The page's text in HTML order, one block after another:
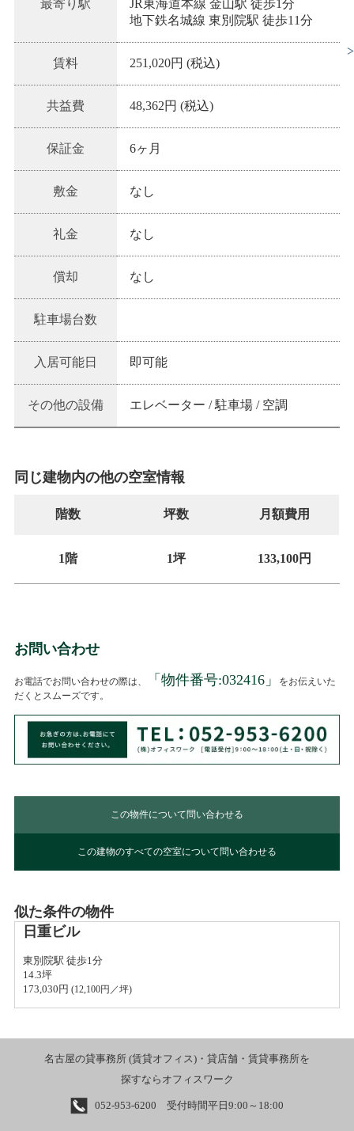
最寄り駅
JR東海道本線 金山駅 徒歩1分
地下鉄名城線 東別院駅 徒歩11分
賃料 251,020円 (税込)
共益費 48,362円 (税込)
保証金 6ヶ月
敷金 なし
礼金 なし
償却 なし
駐車場台数
入居可能日 即可能
その他の設備 エレベーター / 駐車場 / 空調
同じ建物内の他の空室情報
階数 坪数 月額費用
1階 1坪 133,100円
お問い合わせ
お電話でお問い合わせの際は、 「物件番号:032416」
をお伝えいた
だくとスムーズです。
この物件について問い合わせる
この建物のすべての空室について問い合わせる
似た条件の物件
日重ビル
東別院駅 徒歩1分
14.3坪
173,030円 (12,100円／坪)
名古屋の貸事務所 (賃貸オフィス)・貸店舗・賃貸事務所を
探すならオフィスワーク
052-953-6200 受付時間平日9:00～18:00